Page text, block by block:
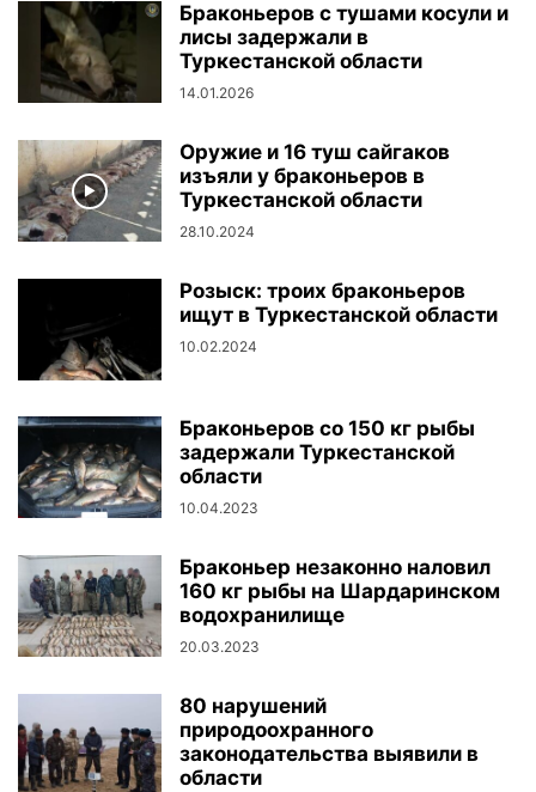
Браконьеров с тушами косули и
лисы задержали в
Туркестанской области
14.01.2026
Оружие и 16 туш сайгаков
изъяли у браконьеров в
Туркестанской области
28.10.2024
Розыск: троих браконьеров
ищут в Туркестанской области
10.02.2024
Браконьеров со 150 кг рыбы
задержали Туркестанской
области
10.04.2023
Браконьер незаконно наловил
160 кг рыбы на Шардаринском
водохранилище
20.03.2023
80 нарушений
природоохранного
законодательства выявили в
области